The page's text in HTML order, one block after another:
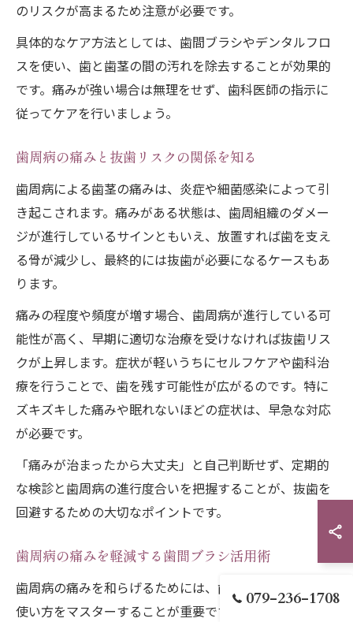
のリスクが高まるため注意が必要です。
具体的なケア方法としては、歯間ブラシやデンタルフロ
スを使い、歯と歯茎の間の汚れを除去することが効果的
です。痛みが強い場合は無理をせず、歯科医師の指示に
従ってケアを行いましょう。
歯周病の痛みと抜歯リスクの関係を知る
歯周病による歯茎の痛みは、炎症や細菌感染によって引
き起こされます。痛みがある状態は、歯周組織のダメー
ジが進行しているサインともいえ、放置すれば歯を支え
る骨が減少し、最終的には抜歯が必要になるケースもあ
ります。
痛みの程度や頻度が増す場合、歯周病が進行している可
能性が高く、早期に適切な治療を受けなければ抜歯リス
クが上昇します。症状が軽いうちにセルフケアや歯科治
療を行うことで、歯を残す可能性が広がるのです。特に
ズキズキした痛みや眠れないほどの症状は、早急な対応
が必要です。
「痛みが治まったから大丈夫」と自己判断せず、定期的
な検診と歯周病の進行度合いを把握することが、抜歯を
回避するための大切なポイントです。
歯周病の痛みを軽減する歯間ブラシ活用術
歯周病の痛みを和らげるためには、歯間ブラシの正しい
使い方をマスターすることが重要です。歯間ブラシは、
079-236-1708